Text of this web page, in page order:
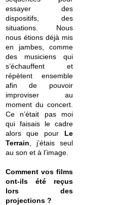
essayer des
dispositifs, des
situations. Nous
nous étions déjà mis
en jambes, comme
des musiciens qui
s’échauffent et
répètent ensemble
afin de pouvoir
improviser au
moment du concert.
Ce n’était pas moi
qui faisais le cadre
alors que pour Le
Terrain , j’étais seul
au son et à l’image.
Comment vos films
ont-ils été reçus
lors des
projections ?